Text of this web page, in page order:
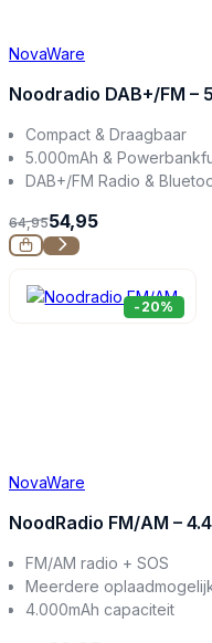
NovaWare
Noodradio DAB+/FM –
Compact & Draagbaar
5.000mAh &
DAB+/FM Radio &
64,9554,95
-20%
NovaWare
NoodRadio FM/AM –
FM/AM radio + SOS
Meerdere
4.000mAh capaciteit